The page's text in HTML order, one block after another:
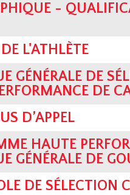
-
L'ATHLÈTE
GÉNÉRALE DE
DE
D’APPEL
HAUTE
GÉNÉRALE DE
DE